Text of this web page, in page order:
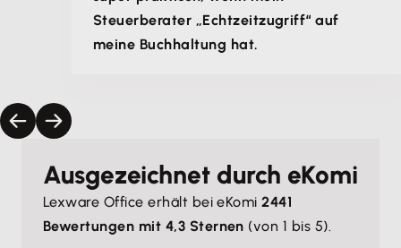
Steuerberater „Echtzeitzugriff“ auf
meine Buchhaltung hat.
Ausgezeichnet durch eKomi
Lexware Office erhält bei eKomi2441
Bewertungen mit 4,3 Sternen (von 1 bis 5).